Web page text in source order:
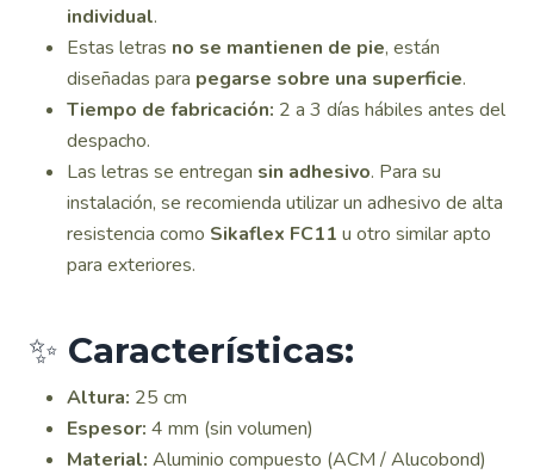
individual.
Estas letras no se mantienen de pie, están
diseñadas para pegarse sobre una superficie.
Tiempo de fabricación: 2 a 3 días hábiles antes del
despacho.
Las letras se entregan sin adhesivo. Para su
instalación, se recomienda utilizar un adhesivo de alta
resistencia como Sikaflex FC11 u otro similar apto
para exteriores.
✨ Características:
Altura: 25 cm
Espesor: 4 mm (sin volumen)
Material: Aluminio compuesto (ACM / Alucobond)